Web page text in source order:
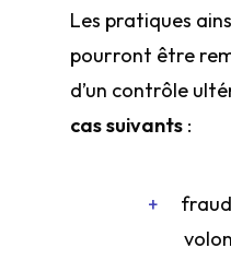
Les pratiques
pourront être
d’un contrôle
cas suivants :